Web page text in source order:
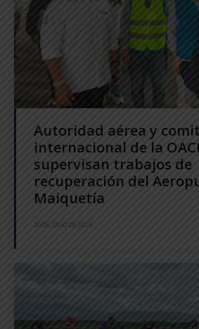
Autoridad aérea y
internacional de la OACI
supervisan trabajos de
recuperación del
Maiquetía
30 DE JULIO DE 2026